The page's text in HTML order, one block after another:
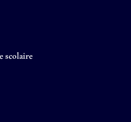
scolaire